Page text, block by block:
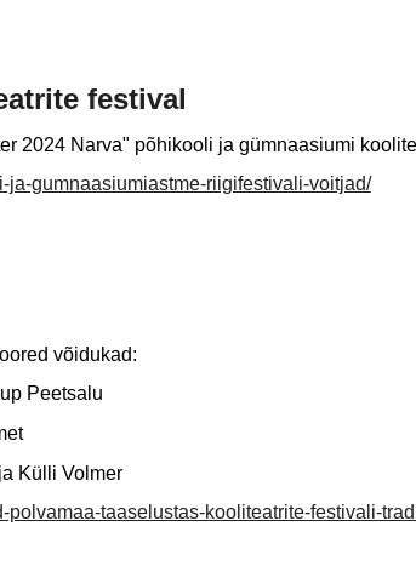
festival
2024 Narva" põhikooli ja gümnaasiumi
ja-gumnaasiumiastme-riigifestivali-voitjad/
võidukad:
Peetsalu
Külli Volmer
taaselustas-kooliteatrite-festivali-